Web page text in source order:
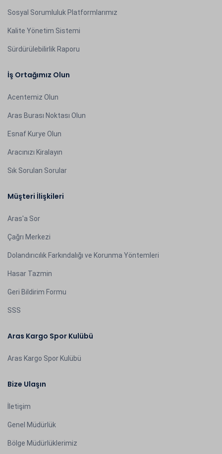
Sosyal Sorumluluk Platformlarımız
Kalite Yönetim Sistemi
Sürdürülebilirlik Raporu
İş Ortağımız Olun
Acentemiz Olun
Aras Burası Noktası Olun
Esnaf Kurye Olun
Aracınızı Kiralayın
Sık Sorulan Sorular
Müşteri İlişkileri
Aras'a Sor
Çağrı Merkezi
Dolandırıcılık Farkındalığı ve Korunma Yöntemleri
Hasar Tazmin
Geri Bildirim Formu
SSS
Aras Kargo Spor Kulübü
Aras Kargo Spor Kulübü
Bize Ulaşın
İletişim
Genel Müdürlük
Bölge Müdürlüklerimiz